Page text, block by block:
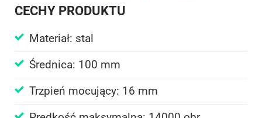
CECHY PRODUKTU
Materiał: stal
Średnica: 100 mm
Trzpień mocujący: 16 mm